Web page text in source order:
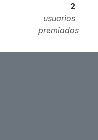
2
usuarios
premiados